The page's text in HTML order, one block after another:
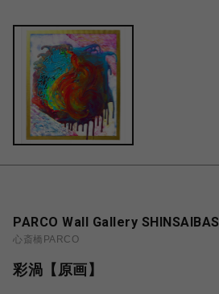
PARCO Wall Gallery
心斎橋PARCO
彩渦【原画】